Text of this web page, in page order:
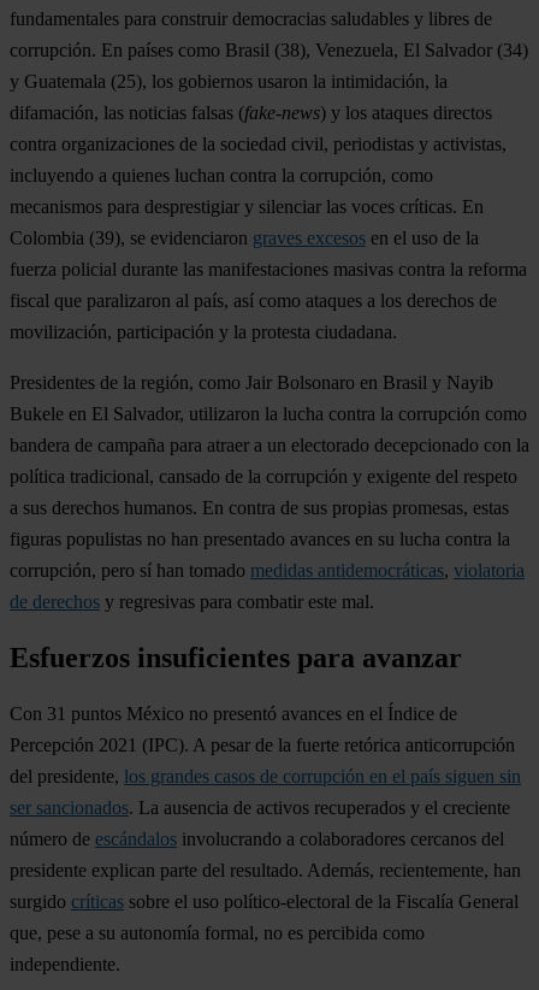
fundamentales para construir democracias saludables y libres de
corrupción. En países como Brasil (38), Venezuela, El Salvador (34)
y Guatemala (25), los gobiernos usaron la intimidación, la
difamación, las noticias falsas (fake-news) y los ataques directos
contra organizaciones de la sociedad civil, periodistas y activistas,
incluyendo a quienes luchan contra la corrupción, como
mecanismos para desprestigiar y silenciar las voces críticas. En
Colombia (39), se evidenciaron graves excesos en el uso de la
fuerza policial durante las manifestaciones masivas contra la reforma
fiscal que paralizaron al país, así como ataques a los derechos de
movilización, participación y la protesta ciudadana.
Presidentes de la región, como Jair Bolsonaro en Brasil y Nayib
Bukele en El Salvador, utilizaron la lucha contra la corrupción como
bandera de campaña para atraer a un electorado decepcionado con la
política tradicional, cansado de la corrupción y exigente del respeto
a sus derechos humanos. En contra de sus propias promesas, estas
figuras populistas no han presentado avances en su lucha contra la
corrupción, pero sí han tomado medidas antidemocráticas, violatoria
de derechos y regresivas para combatir este mal.
Esfuerzos insuficientes para avanzar
Con 31 puntos México no presentó avances en el Índice de
Percepción 2021 (IPC). A pesar de la fuerte retórica anticorrupción
del presidente, los grandes casos de corrupción en el país siguen sin
ser sancionados. La ausencia de activos recuperados y el creciente
número de escándalos involucrando a colaboradores cercanos del
presidente explican parte del resultado. Además, recientemente, han
surgido críticas sobre el uso político-electoral de la Fiscalía General
que, pese a su autonomía formal, no es percibida como
independiente.